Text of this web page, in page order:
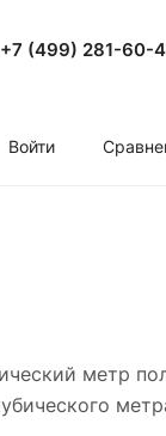
+7 (499) 281-60-
Войти
метр